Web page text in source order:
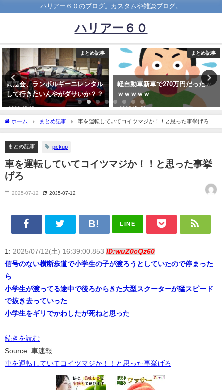
ハリアー６０のブログ。カスタムや雑談ブログ。
ハリアー６０
まとめ記事
レンタル
いか？？
まとめ記事
軽自動車新車で270万円だったｗ
ｗｗｗｗｗ
2021-05-15
【衝撃】自動車の『
ラｗｗｗｗｗｗ
2024-05-12
ホーム まとめ記事 車を運転していてコイツマジか！！と思った事挙げろ
まとめ記事 pickup
車を運転していてコイツマジか！！と思った事挙
げろ
2025-07-12 2025-07-12
LINE
1: 2025/07/12(土) 16:39:00.853 ID:wuZ0cQz60
信号のない横断歩道で小学生の子が渡ろうとしていたので停まった
ら
小学生が渡ってる途中で後ろからきた大型スクーターが猛スピード
で抜き去っていった
小学生をギリでかわしたが死ねと思った
続きを読む
Source: 車速報
車を運転していてコイツマジか！！と思った事挙げろ